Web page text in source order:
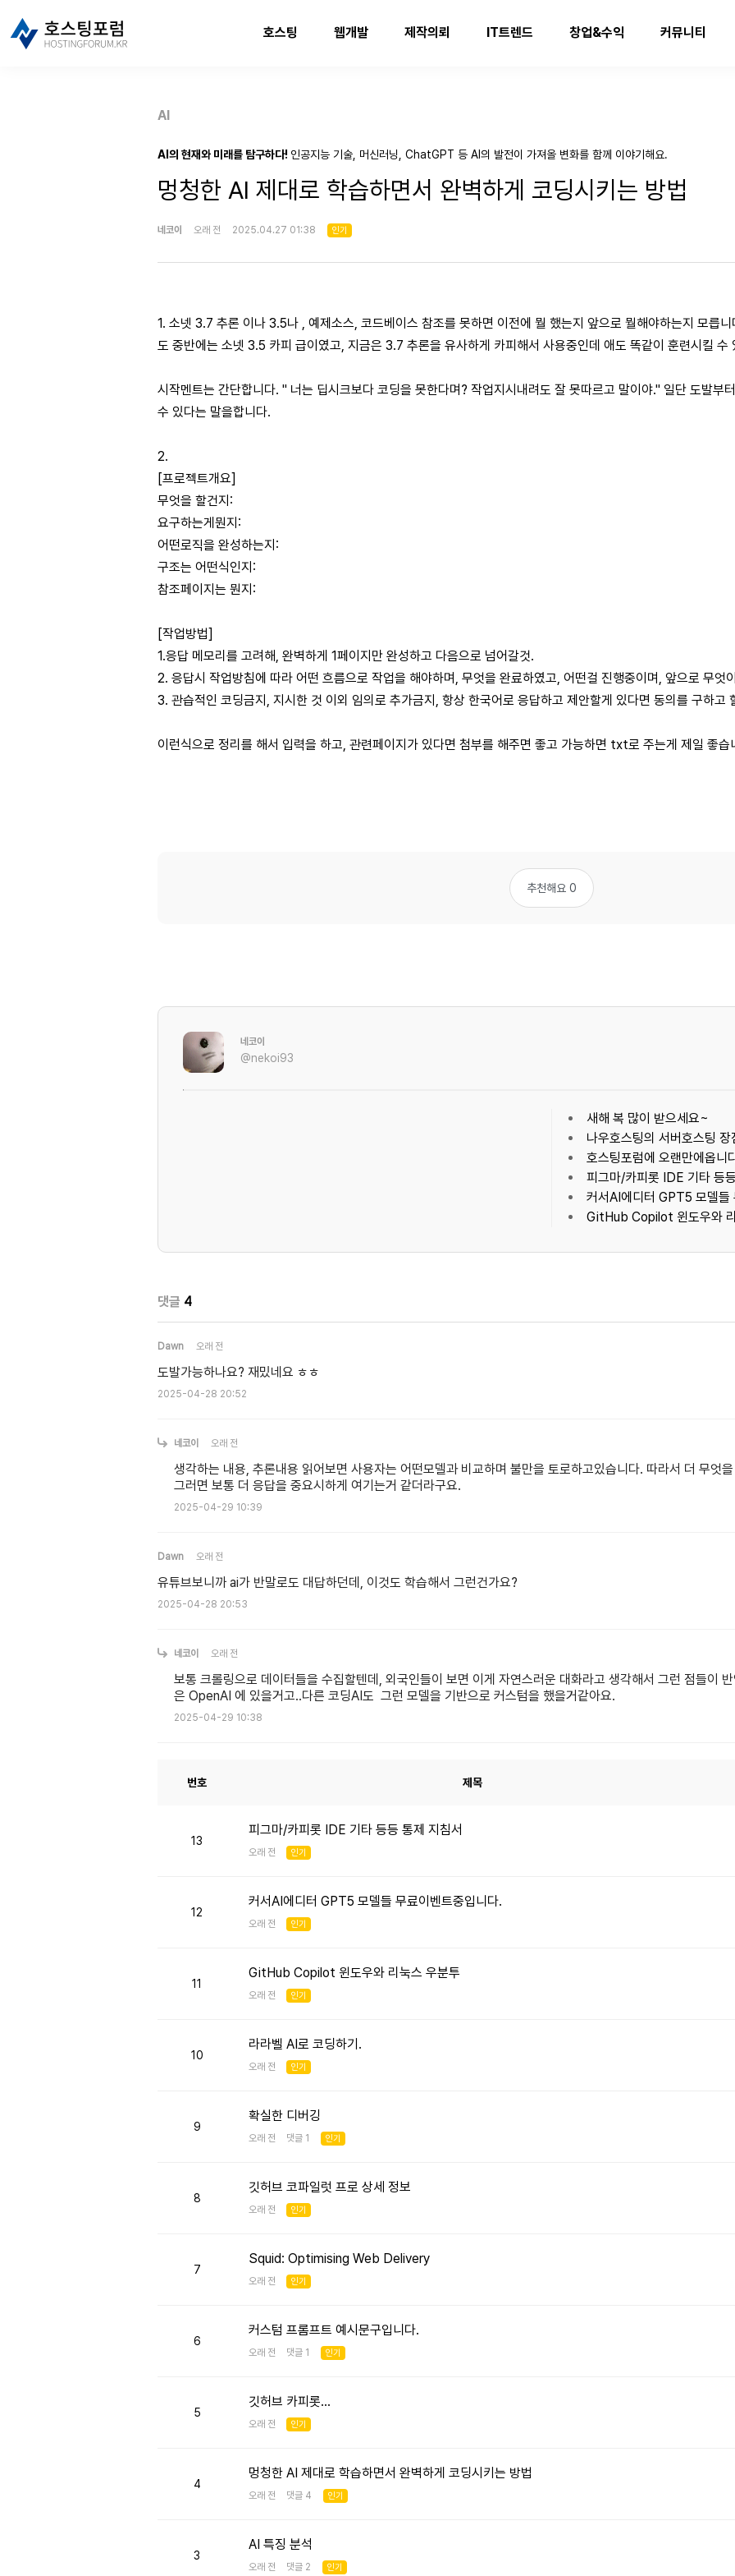
호스팅 웹개발 제작의뢰 IT트렌드 창업&수익 커뮤니티
AI
AI의 현재와 미래를 탐구하다! 인공지능 기술, 머신러닝, ChatGPT 등 AI의 발전이 가져올 변화를 함께 이야기해요.
멍청한 AI 제대로 학습하면서 완벽하게 코딩시키는 방법
네코이 오래 전 2025.04.27 01:38 인기
1. 소넷 3.7 추론 이나 3.5나 , 예제소스, 코드베이스 참조를 못하면 이전에 뭘 했는지 앞으로 뭘해야하는지 모릅
도 중반에는 소넷 3.5 카피 급이였고, 지금은 3.7 추론을 유사하게 카피해서 사용중인데 애도 똑같이 훈련시킬 수
시작멘트는 간단합니다. " 너는 딥시크보다 코딩을 못한다며? 작업지시내려도 잘 못따르고 말이야." 일단 도발부
수 있다는 말을합니다.
2.
[프로젝트개요]
무엇을 할건지:
요구하는게뭔지:
어떤로직을 완성하는지:
구조는 어떤식인지:
참조페이지는 뭔지:
[작업방법]
1.응답 메모리를 고려해, 완벽하게 1페이지만 완성하고 다음으로 넘어갈것.
2. 응답시 작업방침에 따라 어떤 흐름으로 작업을 해야하며, 무엇을 완료하였고, 어떤걸 진행중이며, 앞으로 무엇
3. 관습적인 코딩금지, 지시한 것 이외 임의로 추가금지, 항상 한국어로 응답하고 제안할게 있다면 동의를 구하고
이런식으로 정리를 해서 입력을 하고, 관련페이지가 있다면 첨부를 해주면 좋고 가능하면 txt로 주는게 제일 좋습
추천해요 0
네코이
@nekoi93
새해 복 많이 받으세요~
나우호스팅의 서버호스팅 장
호스팅포럼에 오랜만에옵니
피그마/카피롯 IDE 기타 등
커서AI에디터 GPT5 모델들
GitHub Copilot 윈도우와
댓글 4
Dawn 오래 전
도발가능하나요? 재밌네요 ㅎㅎ
2025-04-28 20:52
네코이 오래 전
생각하는 내용, 추론내용 읽어보면 사용자는 어떤모델과 비교하며 불만을 토로하고있습니다. 따라서 더 무엇
그러면 보통 더 응답을 중요시하게 여기는거 같더라구요.
2025-04-29 10:39
Dawn 오래 전
유튜브보니까 ai가 반말로도 대답하던데, 이것도 학습해서 그런건가요?
2025-04-28 20:53
네코이 오래 전
보통 크롤링으로 데이터들을 수집할텐데, 외국인들이 보면 이게 자연스러운 대화라고 생각해서 그런 점들이
은 OpenAI 에 있을거고..다른 코딩AI도 그런 모델을 기반으로 커스텀을 했을거같아요.
2025-04-29 10:38
번호 제목
13
피그마/카피롯 IDE 기타 등등 통제 지침서
오래 전 인기
12
커서AI에디터 GPT5 모델들 무료이벤트중입니다.
오래 전 인기
11
GitHub Copilot 윈도우와 리눅스 우분투
오래 전 인기
10
라라벨 AI로 코딩하기.
오래 전 인기
9
확실한 디버깅
오래 전 댓글 1 인기
8
깃허브 코파일럿 프로 상세 정보
오래 전 인기
7
Squid: Optimising Web Delivery
오래 전 인기
6
커스텀 프롬프트 예시문구입니다.
오래 전 댓글 1 인기
5
깃허브 카피롯...
오래 전 인기
4
멍청한 AI 제대로 학습하면서 완벽하게 코딩시키는 방법
오래 전 댓글 4 인기
3
AI 특징 분석
오래 전 댓글 2 인기